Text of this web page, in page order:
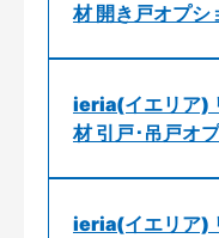
材 開き戸オプシ
ieria(イエリア)
材 引戸･吊戸オ
ieria(イエリア)